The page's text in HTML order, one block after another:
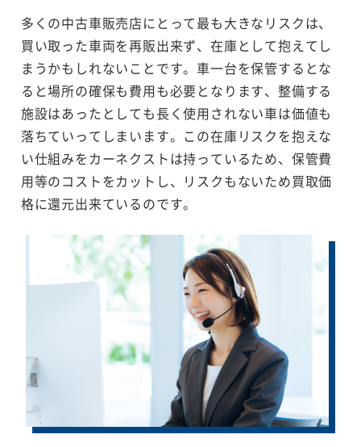
多くの中古車販売店にとって最も大きなリスクは、
買い取った車両を再販出来ず、在庫として抱えてし
まうかもしれないことです。車一台を保管するとな
ると場所の確保も費用も必要となります、整備する
施設はあったとしても長く使用されない車は価値も
落ちていってしまいます。この在庫リスクを抱えな
い仕組みをカーネクストは持っているため、保管費
用等のコストをカットし、リスクもないため買取価
格に還元出来ているのです。